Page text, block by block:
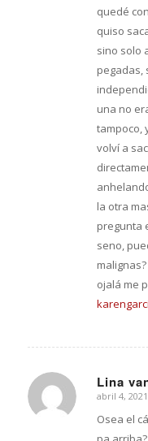
quedé
quiso
sino solo
pegadas,
una no
tampoco,
volví a
la otra
pregunta
seno,
ojalá me
Lina
Dice:
abril 4,
Osea el